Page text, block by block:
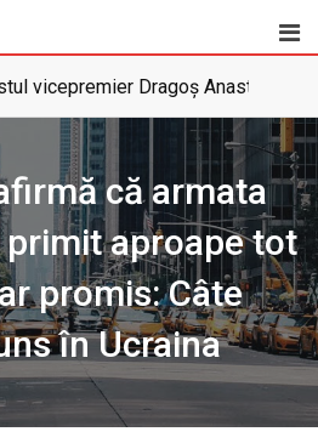
vicepremier Dragoș Anastasiu
că armata
primit aproape tot
promis: Câte
în Ucraina